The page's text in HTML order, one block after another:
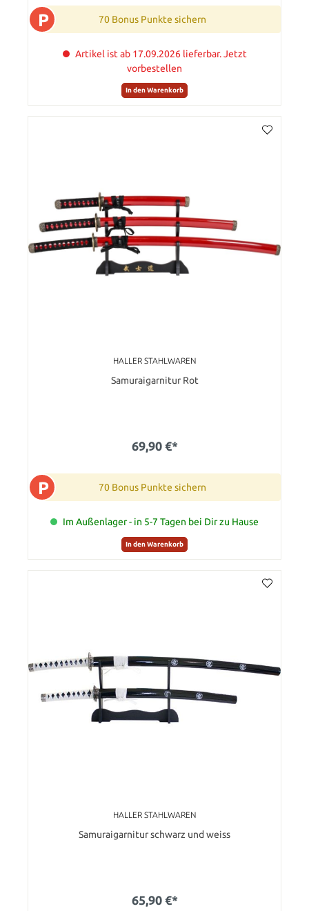
P 70 Bonus Punkte sichern
Artikel ist ab 17.09.2026 lieferbar. Jetzt
vorbestellen
In den Warenkorb
HALLER STAHLWAREN
Samuraigarnitur Rot
69,90 €*
P 70 Bonus Punkte sichern
Im Außenlager - in 5-7 Tagen bei Dir zu Hause
In den Warenkorb
HALLER STAHLWAREN
Samuraigarnitur schwarz und weiss
65,90 €*